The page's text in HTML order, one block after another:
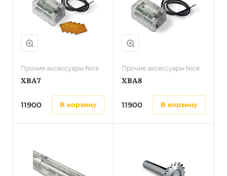
Прочие аксессуары Nice
XBA7
11900 в корзину
Прочие аксессуары Nice
XBA8
11900 в корзину